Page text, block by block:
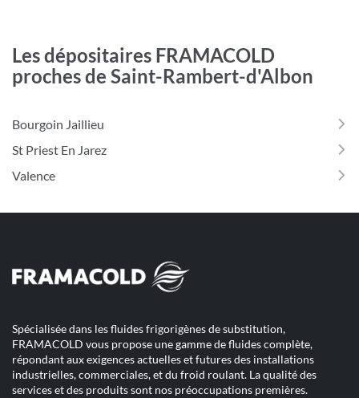
Les dépositaires FRAMACOLD
proches de Saint-Rambert-d'Albon
Bourgoin Jaillieu
St Priest En Jarez
Valence
Spécialisée dans les fluides frigorigènes de substitution,
FRAMACOLD vous propose une gamme de fluides complète,
répondant aux exigences actuelles et futures des installations
industrielles, commerciales, et du froid roulant. La qualité des
services et des produits sont nos préoccupations premières.